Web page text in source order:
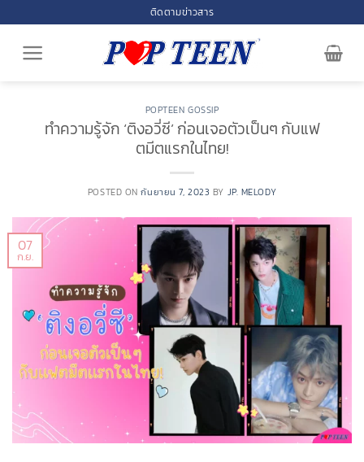
to
content
ติดตามข่าวสาร
POPTEEN GOSSIP
ทำความรู้จัก ‘ติงอวี่ซี’ ก่อนเจอตัวเป็นๆ กับแฟ
ตมีตแรกในไทย!
POSTED ONกันยายน 7, 2023 BY JP. MELODY
07
ก.ย.